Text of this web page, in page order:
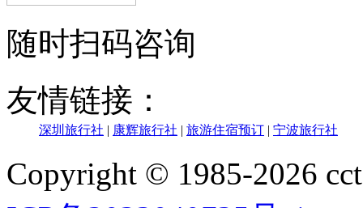
随时扫码咨询
友情链接：
深圳旅行社 | 康辉旅行社 | 旅游住宿预订 | 宁波旅行社
Copyright © 1985-2026